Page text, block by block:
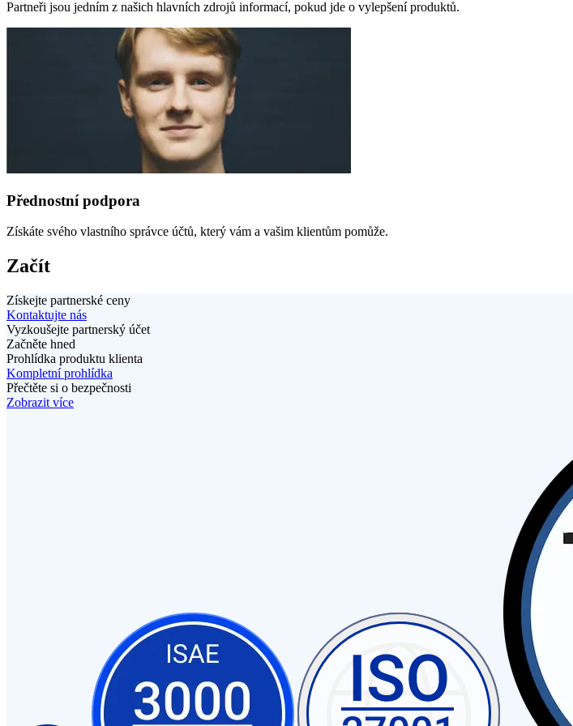
Partneři jsou jedním z našich hlavních zdrojů informací, pokud jde o vylepšení produktů.
Přednostní podpora
Získáte svého vlastního správce účtů, který vám a vašim klientům pomůže.
Začít
Získejte partnerské ceny
Kontaktujte nás
Vyzkoušejte partnerský účet
Začněte hned
Prohlídka produktu klienta
Kompletní prohlídka
Přečtěte si o bezpečnosti
Zobrazit více